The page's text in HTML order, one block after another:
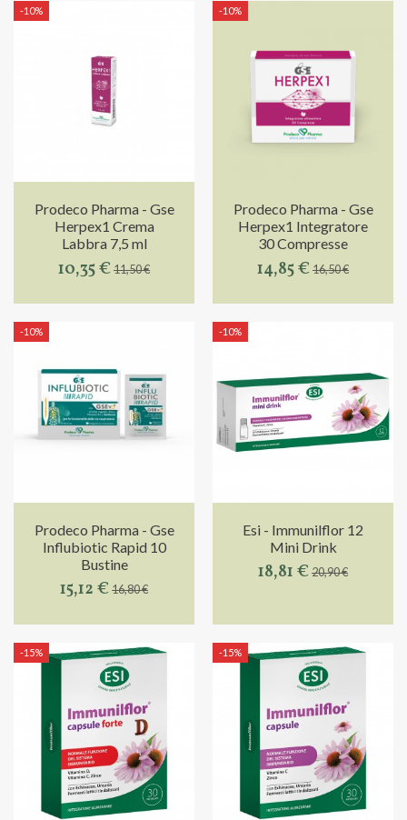
-10%
Prodeco Pharma - Gse
Herpex1 Crema
Labbra 7,5 ml
10,35 €11,50 €
-10%
Prodeco Pharma - Gse
Herpex1 Integratore
30 Compresse
14,85 €16,50 €
-10%
Prodeco Pharma - Gse
Influbiotic Rapid 10
Bustine
15,12 €16,80 €
-10%
Esi - Immunilflor 12
Mini Drink
18,81 €20,90 €
-15% -15%